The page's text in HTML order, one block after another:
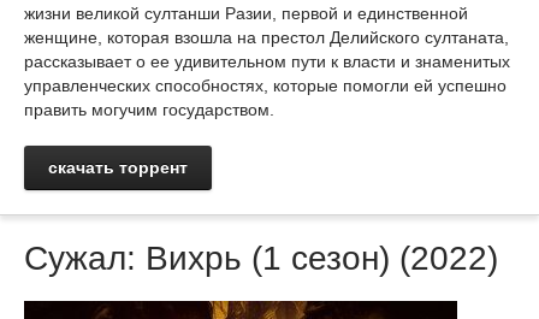
жизни великой султанши Разии, первой и единственной
женщине, которая взошла на престол Делийского султаната,
рассказывает о ее удивительном пути к власти и знаменитых
управленческих способностях, которые помогли ей успешно
править могучим государством.
скачать торрент
Сужал: Вихрь (1 сезон) (2022)